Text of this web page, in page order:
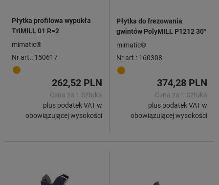
Płytka profilowa wypukła
TriMILL 01 R=2
mimatic®
Nr art.: 150617
262,52 PLN
Cena za 1 Sztuka
plus podatek VAT w
obowiązującej wysokości
Płytka do frezowania
gwintów PolyMILL P1212 30°
mimatic®
Nr art.: 160308
374,28 PLN
Cena za 1 Sztuka
plus podatek VAT w
obowiązującej wysokości